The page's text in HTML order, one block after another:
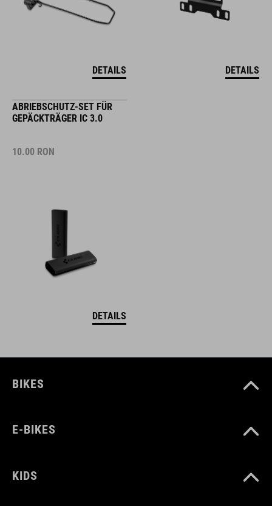
DETAILS DETAILS
ABRIEBSCHUTZ-SET FÜR
GEPÄCKTRÄGER IC 3.0
10.00 RON
DETAILS
BIKES
E-BIKES
KIDS